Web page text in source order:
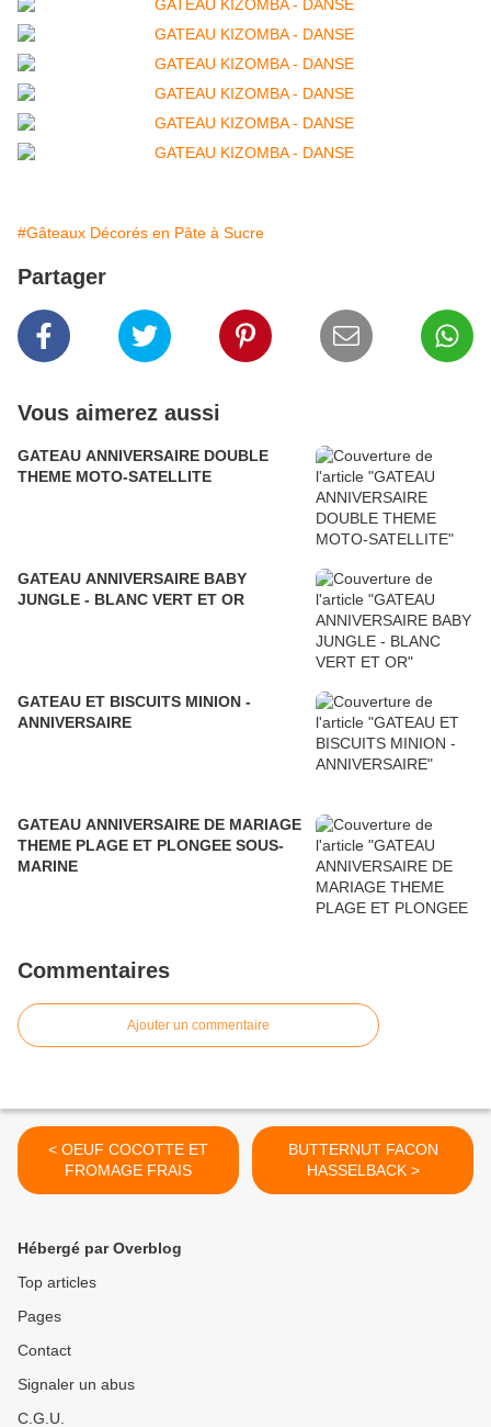
#Gâteaux Décorés en Pâte à Sucre
Partager
Vous aimerez aussi
GATEAU ANNIVERSAIRE DOUBLE
THEME MOTO-SATELLITE
GATEAU ANNIVERSAIRE BABY
JUNGLE - BLANC VERT ET OR
GATEAU ET BISCUITS MINION -
ANNIVERSAIRE
GATEAU ANNIVERSAIRE DE MARIAGE
THEME PLAGE ET PLONGEE SOUS-
MARINE
Commentaires
Ajouter un commentaire
< OEUF COCOTTE ET
FROMAGE FRAIS
BUTTERNUT FACON
HASSELBACK >
Hébergé par Overblog
Top articles
Pages
Contact
Signaler un abus
C.G.U.